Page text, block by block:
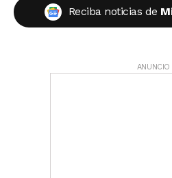
Reciba noticias de
ANUNCIO